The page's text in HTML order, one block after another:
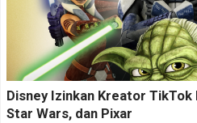
Disney Izinkan Kreator
Star Wars, dan Pixar